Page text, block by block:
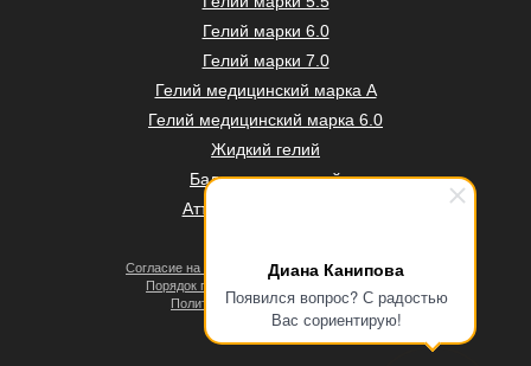
Диана Канипова
Появился вопрос? С радостью
Вас сориентирую!
Гелий марки 6.0
Гелий марки 7.0
Гелий медицинский марка А
Гелий медицинский марка 6.0
Жидкий гелий
Баллоны под гелий
Аттестация баллонов
Согласие на обработку персональных данных
Порядок проведения оплат и возвратов
Политика конфиденциальности
Договор оферты